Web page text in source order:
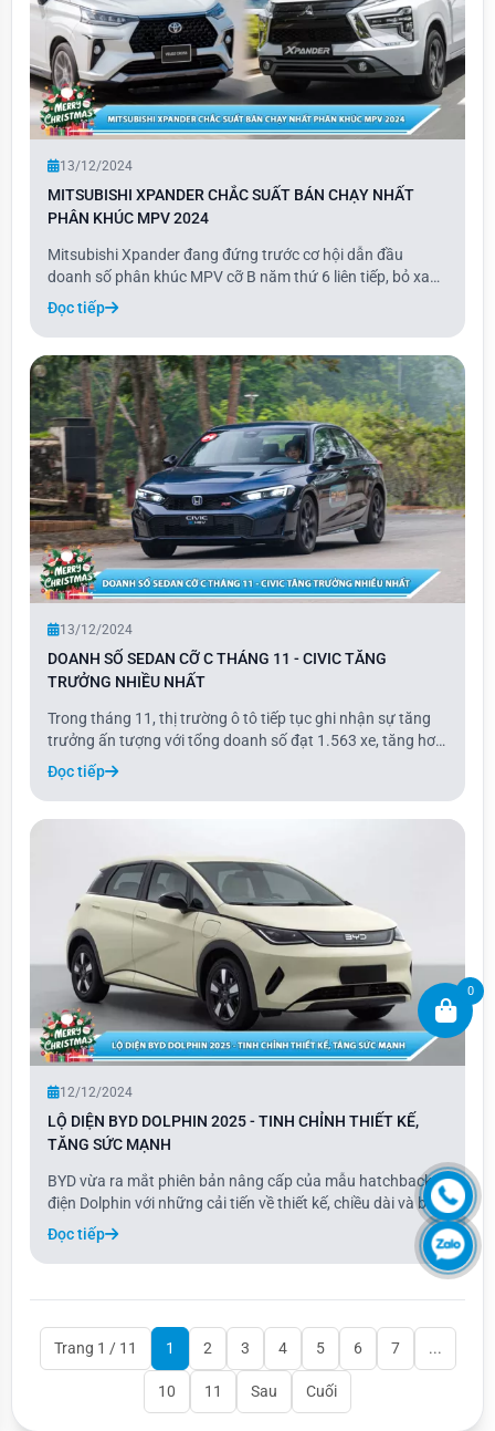
13/12/2024
MITSUBISHI XPANDER CHẮC SUẤT BÁN CHẠY NHẤT
PHÂN KHÚC MPV 2024
Mitsubishi Xpander đang đứng trước cơ hội dẫn đầu
doanh số phân khúc MPV cỡ B năm thứ 6 liên tiếp, bỏ xa
đối thủ Toyota Veloz khoảng 10.000 xe. Nếu tính cả mẫu
Avanza, tổng doanh số của hai mẫu xe nhà Toyota đạt
9.341 xe, thấp hơn Xpander khoảng 8.100 xe.
Đọc tiếp
13/12/2024
DOANH SỐ SEDAN CỠ C THÁNG 11 - CIVIC TĂNG
TRƯỞNG NHIỀU NHẤT
Trong tháng 11, thị trường ô tô tiếp tục ghi nhận sự tăng
trưởng ấn tượng với tổng doanh số đạt 1.563 xe, tăng hơn
13% so với tháng trước. Đây là mức doanh số cao nhất
trong năm 2024 tính đến thời điểm hiện tại.
Đọc tiếp
12/12/2024
LỘ DIỆN BYD DOLPHIN 2025 - TINH CHỈNH THIẾT KẾ,
TĂNG SỨC MẠNH
BYD vừa ra mắt phiên bản nâng cấp của mẫu hatchback
điện Dolphin với những cải tiến về thiết kế, chiều dài và bổ
sung thêm tùy chọn động cơ điện. Mẫu xe thuần điện này
đã được Bộ Công nghiệp và Công nghệ Thông tin Trung
Quốc (MIIT) công bố, với những thay
Đọc tiếp
Trang 1 / 11 1 2 3 4 5 6 7 ...
10 11 Sau Cuối
0